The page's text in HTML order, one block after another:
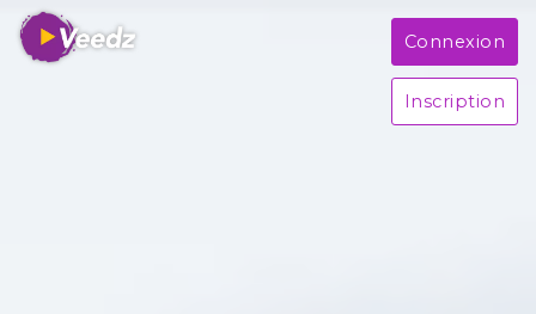
Connexion
Inscription